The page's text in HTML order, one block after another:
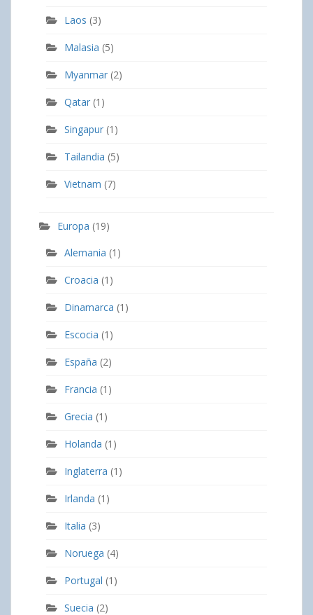
Laos (3)
Malasia (5)
Myanmar (2)
Qatar (1)
Singapur (1)
Tailandia (5)
Vietnam (7)
Europa (19)
Alemania (1)
Croacia (1)
Dinamarca (1)
Escocia (1)
España (2)
Francia (1)
Grecia (1)
Holanda (1)
Inglaterra (1)
Irlanda (1)
Italia (3)
Noruega (4)
Portugal (1)
Suecia (2)